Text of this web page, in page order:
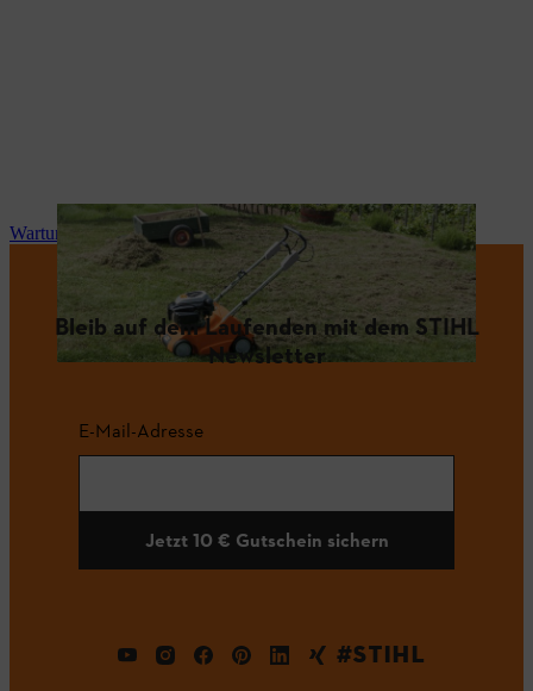
Wartung und Reparatur
Bleib auf dem Laufenden mit dem STIHL
Newsletter
E-Mail-Adresse
Jetzt 10 € Gutschein sichern
#STIHL